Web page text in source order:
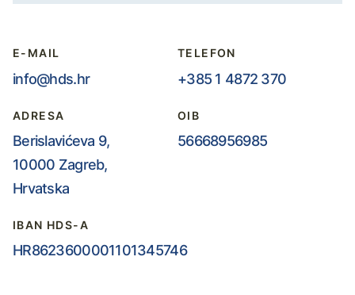
E-MAIL
info@hds.hr
TELEFON
+385 1 4872 370
ADRESA
Berislavićeva 9,
10000 Zagreb,
Hrvatska
OIB
56668956985
IBAN HDS-A
HR8623600001101345746